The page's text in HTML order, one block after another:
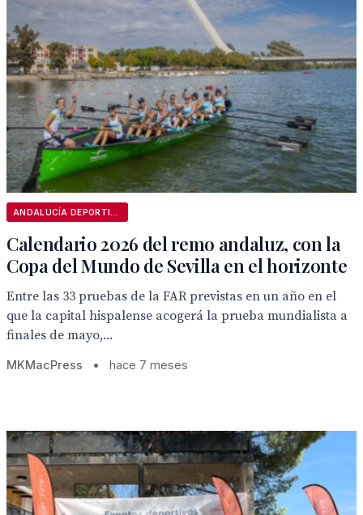
Calendario 2026 del remo andaluz, con la
Copa del Mundo de Sevilla en el horizonte
Entre las 33 pruebas de la FAR previstas en un año en el
que la capital hispalense acogerá la prueba mundialista a
finales de mayo,...
MKMacPress • hace 7 meses